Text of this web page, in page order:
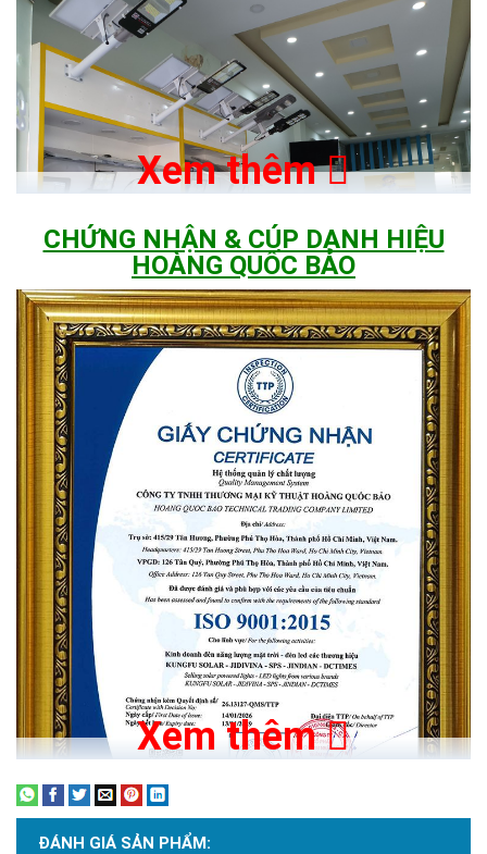
Xem thêm
CHỨNG NHẬN & CÚP DANH HIỆU
HOÀNG QUỐC BẢO
Xem thêm
ĐÁNH GIÁ SẢN PHẨM: